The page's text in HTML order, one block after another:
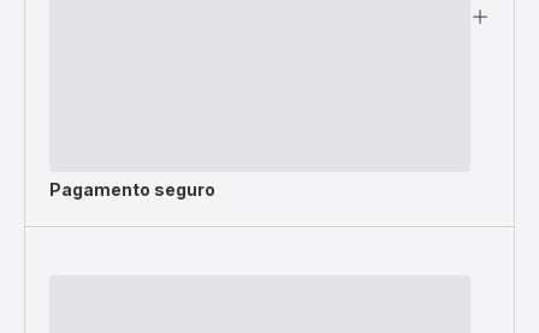
Pagamento seguro